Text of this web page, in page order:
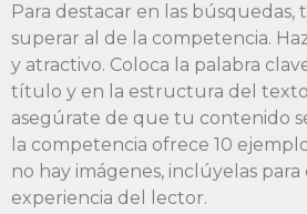
Para destacar en las
superar al de la competencia.
y atractivo. Coloca la palabra
título y en la estructura del
asegúrate de que tu contenido
la competencia ofrece 10
no hay imágenes, inclúyelas
experiencia del lector.